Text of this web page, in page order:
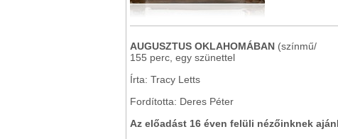
AUGUSZTUS OKLAHOMÁBAN (színmű/
155 perc, egy szünettel
Írta: Tracy Letts
Fordította: Deres Péter
Az előadást 16 éven felüli nézőinknek